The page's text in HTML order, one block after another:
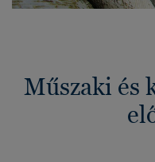
Műszaki és